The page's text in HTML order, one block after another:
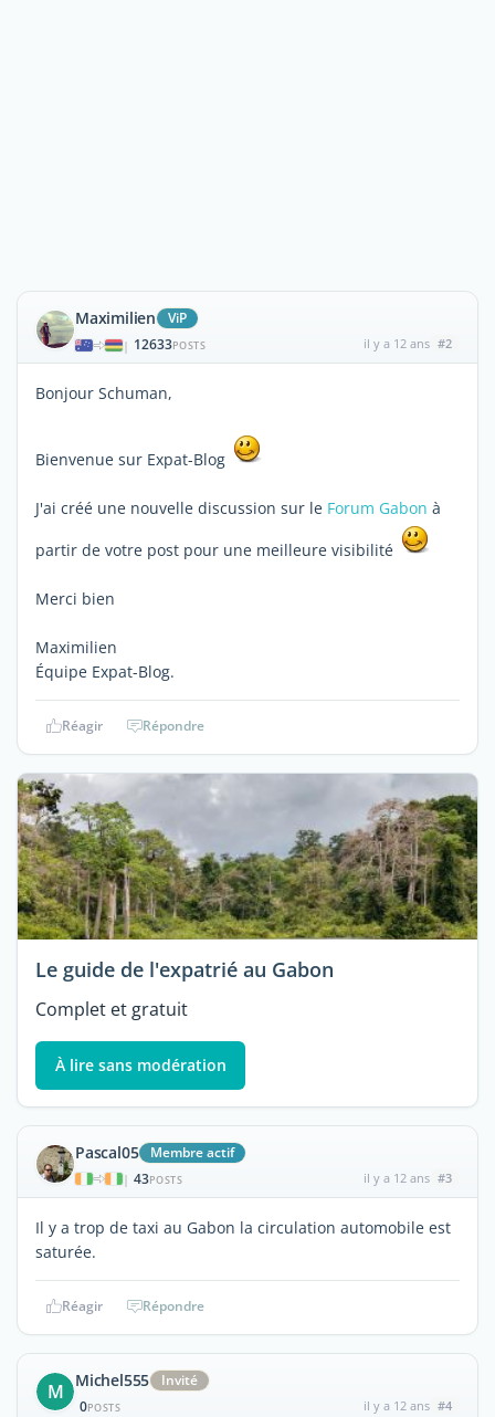
Maximilien ViP
| 12633POSTS il y a 12 ans #2
Bonjour Schuman,
Bienvenue sur Expat-Blog
J'ai créé une nouvelle discussion sur le Forum Gabon à
partir de votre post pour une meilleure visibilité
Merci bien
Maximilien
Équipe Expat-Blog.
Réagir Répondre
Le guide de l'expatrié au Gabon
Complet et gratuit
À lire sans modération
Pascal05 Membre actif
| 43POSTS il y a 12 ans #3
Il y a trop de taxi au Gabon la circulation automobile est
saturée.
Réagir Répondre
M Michel555
Invité
0POSTS il y a 12 ans #4